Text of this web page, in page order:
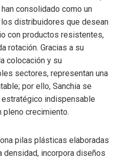
consolidado como un
distribuidores que desean
con productos resistentes,
rotación. Gracias a su
colocación y su
sectores, representan una
por ello, Sanchia se
indispensable
pleno crecimiento.
pilas plásticas elaboradas
densidad, incorpora diseños